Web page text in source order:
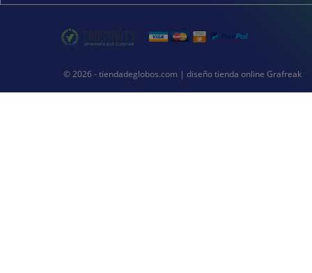
© 2026 - tiendadeglobos.com | diseño tienda online Grafreak